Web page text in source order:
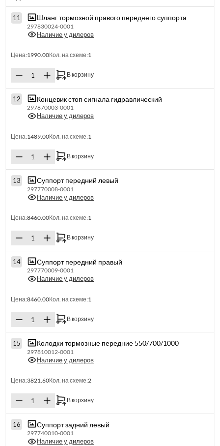
11 Шланг тормозной правого переднего суппорта
297830024-0001
Наличие у дилеров
Цена:1990.00Кол. на схеме:1
В корзину
12 Концевик стоп сигнала гидравлический
297870003-0001
Наличие у дилеров
Цена:1489.00Кол. на схеме:1
В корзину
13 Суппорт передний левый
297770008-0001
Наличие у дилеров
Цена:8460.00Кол. на схеме:1
В корзину
14 Суппорт передний правый
297770009-0001
Наличие у дилеров
Цена:8460.00Кол. на схеме:1
В корзину
15 Колодки тормозные передние 550/700/1000
297810012-0001
Наличие у дилеров
Цена:3821.60Кол. на схеме:2
В корзину
16 Суппорт задний левый
297740010-0001
Наличие у дилеров